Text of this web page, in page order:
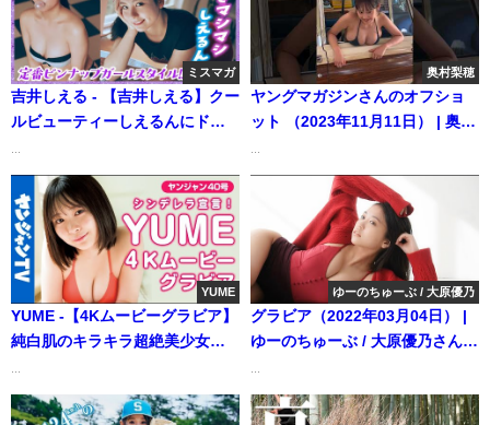
ミスマガ
吉井しえる - 【吉井しえる】クー
ルビューティーしえるんにドキ
月28日） | ミスマガTVさんより
奥村梨穂
ヤングマガジンさんのオフショ
ット （2023年11月11日） | 奥村
YUME
YUME -【4Kムービーグラビア】
純白肌のキラキラ超絶美少女！
初めての水着撮影に没入密着！
ゆーのちゅーぶ / 大原優乃
グラビア（2022年03月04日） |
ゆーのちゅーぶ / 大原優乃さんよ